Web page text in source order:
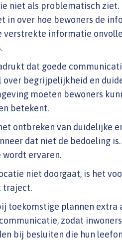
niet als problematisch
in over hoe bewoners de
verstrekte informatie
dat goede
begrijpelijkheid en
moeten bewoners
betekent.
ontbreken van duidelijke
dat niet de bedoeling
wordt ervaren.
niet doorgaat, is het
traject.
toekomstige plannen
zodat
bij besluiten die hun